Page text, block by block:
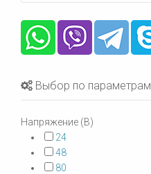
Выбор по параметрам
Напряжение (В)
24
48
80